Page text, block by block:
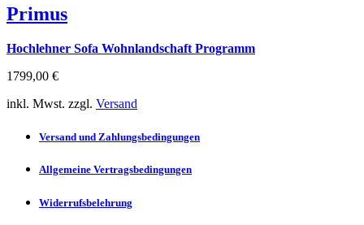
Primus
Hochlehner Sofa Wohnlandschaft Programm
1799,00 €
inkl. Mwst. zzgl. Versand
Versand und Zahlungsbedingungen
Allgemeine Vertragsbedingungen
Widerrufsbelehrung